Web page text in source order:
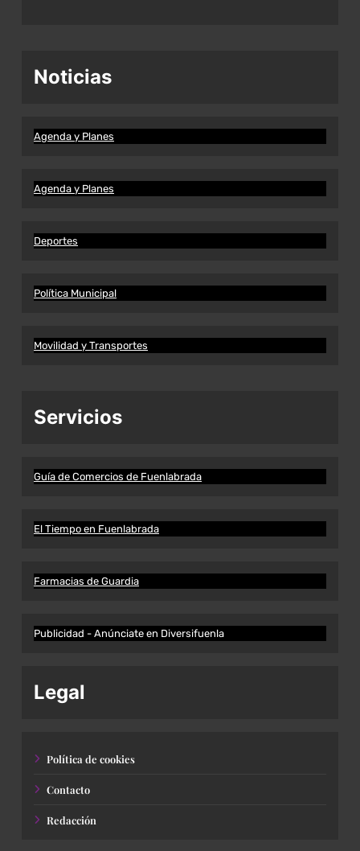
Noticias
Agenda y Planes
Agenda y Planes
Deportes
Política Municipal
Movilidad y Transportes
Servicios
Guía de Comercios de Fuenlabrada
El Tiempo en Fuenlabrada
Farmacias de Guardia
Publicidad - Anúnciate en Diversifuenla
Legal
Política de cookies
Contacto
Redacción